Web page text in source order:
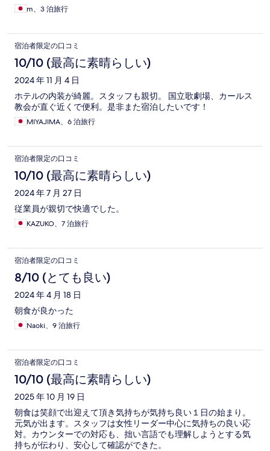
m、3 泊旅行
宿泊者限定の口コミ
10/10 (最高に素晴らしい)
2024 年 11 月 4 日
ホテルの内装が綺麗。スタッフも親切。 国立歌劇場、カールス
教会が直ぐ近くで便利。是非また宿泊したいです！
MIYAJIMA、6 泊旅行
宿泊者限定の口コミ
10/10 (最高に素晴らしい)
2024 年 7 月 27 日
従業員が親切で快適でした。
KAZUKO、7 泊旅行
宿泊者限定の口コミ
8/10 (とても良い)
2024 年 4 月 18 日
朝食が良かった
Naoki、9 泊旅行
宿泊者限定の口コミ
10/10 (最高に素晴らしい)
2025 年 10 月 19 日
朝食は笑顔で出迎えて頂き気持ちが気持ち良い１日の始まり。
元気が出ます。スタッフは女性リーダー中心に気持ちの良い応
対。カウンターでの対応も、拙い言語でも理解しようとする気
持ちが伝わり、安心して確認ができた。